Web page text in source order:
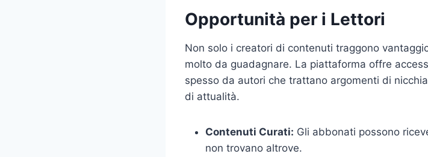
Opportunità per i Lettori
Non solo i creatori di contenuti traggono
molto da guadagnare. La piattaforma offre
spesso da autori che trattano argomenti di
di attualità.
Contenuti Curati: Gli abbonati possono
non trovano altrove.